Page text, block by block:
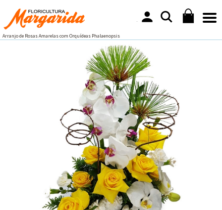
Arranjo de Rosas Amarelas com Orquídeas Phalaenopsis